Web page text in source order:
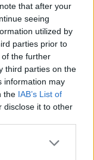
that after your
seeing
utilized by
parties prior to
the further
third parties on the
information may
the IAB’s List of
disclose it to other
αύξησης των
απόκλιση μεταξύ
της
τη βελτίωση
και